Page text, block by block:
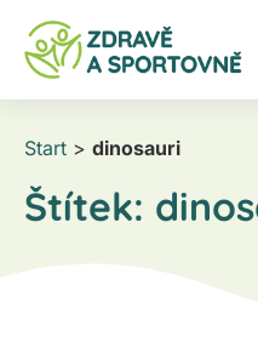
Start > dinosauri
Štítek: